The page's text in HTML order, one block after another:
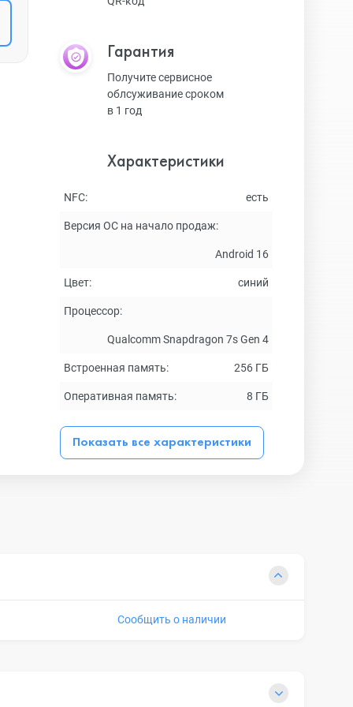
Гарантия
Получите сервисное
облсуживание сроком
в 1 год
Характеристики
NFC: есть
Версия ОС на начало продаж:
Android 16
Цвет: синий
Процессор:
Qualcomm Snapdragon 7s Gen 4
Встроенная память: 256 ГБ
Оперативная память: 8 ГБ
Показать все характеристики
Сообщить о наличии